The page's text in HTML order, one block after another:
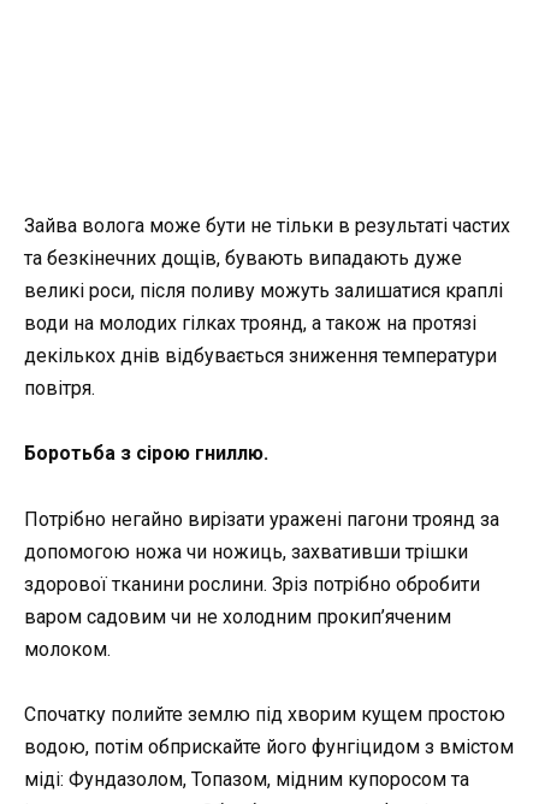
Зайва волога може бути не тільки в результаті частих
та безкінечних дощів, бувають випадають дуже
великі роси, після поливу можуть залишатися краплі
води на молодих гілках троянд, а також на протязі
декількох днів відбувається зниження температури
повітря.
Боротьба з сірою гниллю.
Потрібно негайно вирізати уражені пагони троянд за
допомогою ножа чи ножиць, захвативши трішки
здорової тканини рослини. Зріз потрібно обробити
варом садовим чи не холодним прокип’яченим
молоком.
Спочатку полийте землю під хворим кущем простою
водою, потім обприскайте його фунгіцидом з вмістом
міді: Фундазолом, Топазом, мідним купоросом та